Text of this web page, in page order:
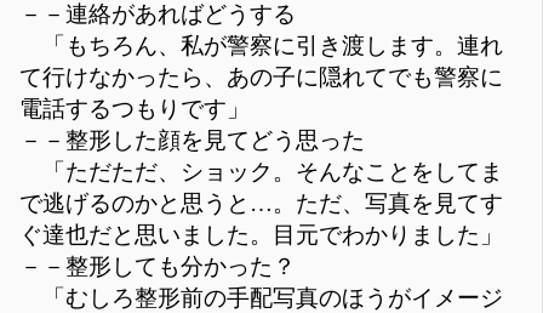
－－連絡があればどうする
「もちろん、私が警察に引き渡します。連れ
て行けなかったら、あの子に隠れてでも警察に
電話するつもりです」
－－整形した顔を見てどう思った
「ただただ、ショック。そんなことをしてま
で逃げるのかと思うと…。ただ、写真を見てす
ぐ達也だと思いました。目元でわかりました」
－－整形しても分かった？
「むしろ整形前の手配写真のほうがイメージ